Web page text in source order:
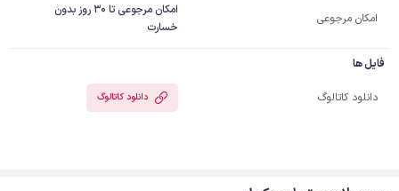
امکان مرجوعی
امکان مرجوعی تا 30 روز بدون
خسارت
فایل ها
دانلود کاتالوگ دانلود کاتالوگ